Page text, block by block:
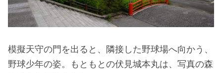
模擬天守の門を出ると、隣接した野球場へ向かう、
野球少年の姿。もともとの伏見城本丸は、写真の森